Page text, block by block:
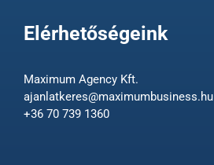
Elérhetőségeink
Maximum Agency Kft.
ajanlatkeres@maximumbusiness.hu
+36 70 739 1360